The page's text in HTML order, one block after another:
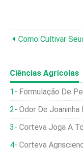
Ciências Agrícolas
Formulação De
Odor De
Corteva Joga A
Corteva